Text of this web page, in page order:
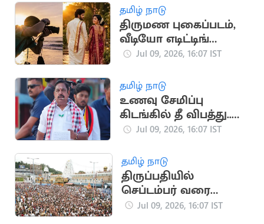
தமிழ் நாடு
திருமண புகைப்படம்,
வீடியோ எடிட்டிங்
பயிற்சி: தமிழக அரசு
Jul 09, 2026, 16:07 IST
தமிழ் நாடு
உணவு சேமிப்பு
கிடங்கில் தீ விபத்து..
விசாரணை நடத்த
Jul 09, 2026, 16:07 IST
தமிழ் நாடு
திருப்பதியில்
செப்டம்பர் வரை
‘வி.ஐ.பி. பிரேக்
Jul 09, 2026, 16:07 IST